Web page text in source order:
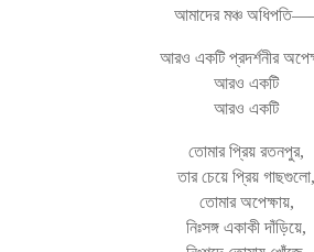
আমাদের মঞ্চ
আরও একটি প্রদর্শনীর
আরও একটি
আরও একটি
তোমার প্রিয় রতনপুর,
তার চেয়ে প্রিয় গাছগুলো,
তোমার অপেক্ষায়,
নিঃসঙ্গ একাকী দাঁড়িয়ে,